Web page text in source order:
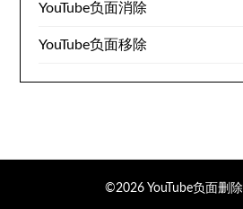
YouTube负面消除
YouTube负面移除
©2026 YouTube负面删除